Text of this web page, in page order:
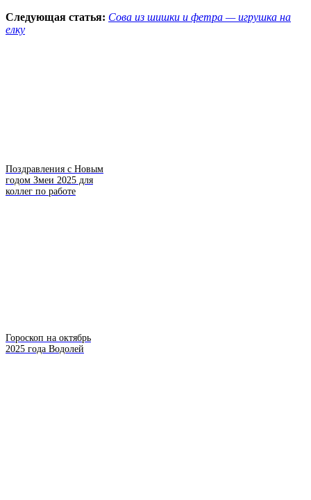
Следующая статья: Сова из шишки и фетра — игрушка на
елку
Поздравления с Новым
годом Змеи 2025 для
коллег по работе
Гороскоп на октябрь
2025 года Водолей